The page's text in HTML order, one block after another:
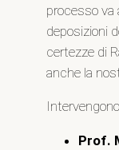
processo va
deposizioni
certezze di
anche la
Intervengono
Prof.